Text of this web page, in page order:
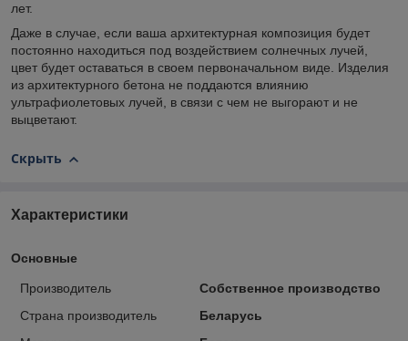
лет.
Даже в случае, если ваша архитектурная композиция будет
постоянно находиться под воздействием солнечных лучей,
цвет будет оставаться в своем первоначальном виде. Изделия
из архитектурного бетона не поддаются влиянию
ультрафиолетовых лучей, в связи с чем не выгорают и не
выцветают.
Скрыть
Характеристики
Основные
Производитель
Собственное производство
Страна производитель
Беларусь